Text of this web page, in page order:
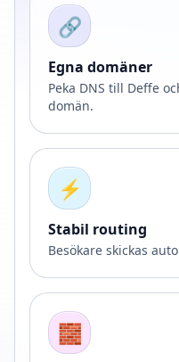
🔗
Egna domäner
Peka DNS till Deffe
domän.
⚡
Stabil routing
Besökare skickas
🧱